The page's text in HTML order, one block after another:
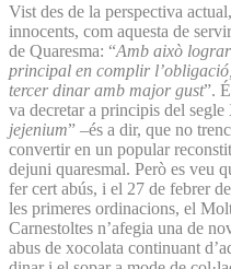
Vist des de la perspectiva
innocents, com aquesta de
de Quaresma: “Amb això
principal en complir
tercer dinar amb major gust”.
va decretar a principis del
jejenium” –és a dir, que no
convertir en un popular
dejuni quaresmal. Però es veu
fer cert abús, i el 27 de febrer
les primeres ordinacions, el
Carnestoltes n’afegia una de
abus de xocolata continuant